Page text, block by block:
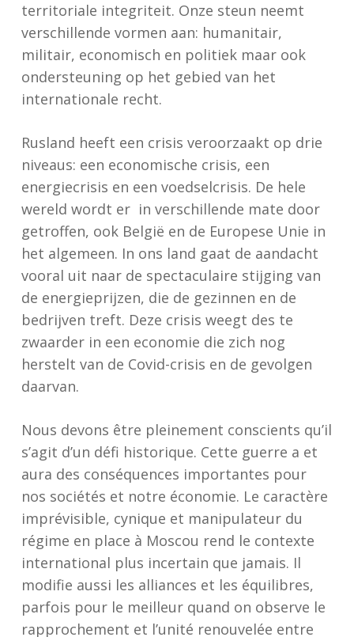
territoriale integriteit. Onze steun neemt
verschillende vormen aan: humanitair,
militair, economisch en politiek maar ook
ondersteuning op het gebied van het
internationale recht.
Rusland heeft een crisis veroorzaakt op drie
niveaus: een economische crisis, een
energiecrisis en een voedselcrisis. De hele
wereld wordt er in verschillende mate door
getroffen, ook België en de Europese Unie in
het algemeen. In ons land gaat de aandacht
vooral uit naar de spectaculaire stijging van
de energieprijzen, die de gezinnen en de
bedrijven treft. Deze crisis weegt des te
zwaarder in een economie die zich nog
herstelt van de Covid-crisis en de gevolgen
daarvan.
Nous devons être pleinement conscients qu’il
s’agit d’un défi historique. Cette guerre a et
aura des conséquences importantes pour
nos sociétés et notre économie. Le caractère
imprévisible, cynique et manipulateur du
régime en place à Moscou rend le contexte
international plus incertain que jamais. Il
modifie aussi les alliances et les équilibres,
parfois pour le meilleur quand on observe le
rapprochement et l’unité renouvelée entre